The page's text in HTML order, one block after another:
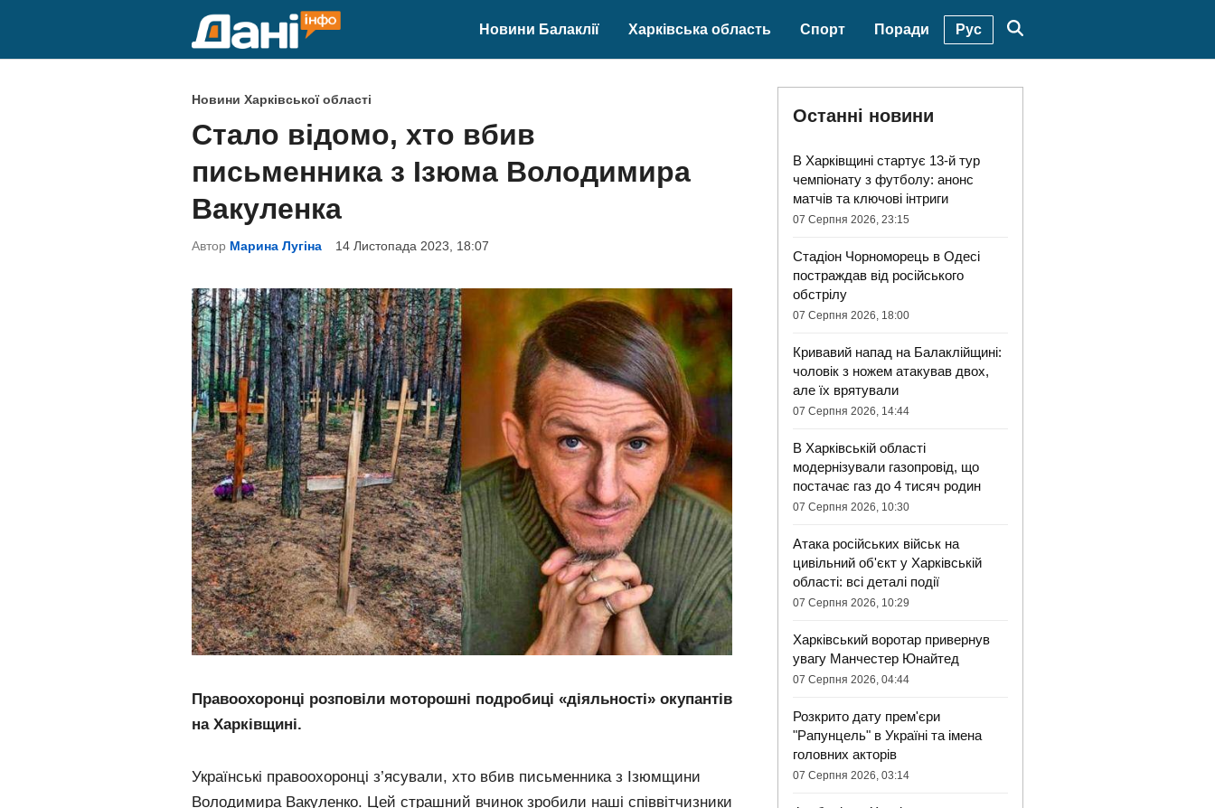
Новини Балаклії Харківська область Спорт Поради Рус
P
o
s
e
d
i
Новини Харківської області
Стало відомо, хто вбив
письменника з Ізюма Володимира
Вакуленка
Автор Марина Лугіна 14 Листопада 2023, 18:07
Правоохоронці розповіли моторошні подробиці «діяльності» окупантів
на Харківщині.
Українські правоохоронці з’ясували, хто вбив письменника з Ізюмщини
Володимира Вакуленко. Цей страшний вчинок зробили наші співвітчизники
Останні новини
В Харківщині стартує 13-й тур
чемпіонату з футболу: анонс
матчів та ключові інтриги
07 Серпня 2026, 23:15
Стадіон Чорноморець в Одесі
постраждав від російського
обстрілу
07 Серпня 2026, 18:00
Кривавий напад на Балаклійщині:
чоловік з ножем атакував двох,
але їх врятували
07 Серпня 2026, 14:44
В Харківській області
модернізували газопровід, що
постачає газ до 4 тисяч родин
07 Серпня 2026, 10:30
Атака російських військ на
цивільний об'єкт у Харківській
області: всі деталі події
07 Серпня 2026, 10:29
Харківський воротар привернув
увагу Манчестер Юнайтед
07 Серпня 2026, 04:44
Розкрито дату прем'єри
"Рапунцель" в Україні та імена
головних акторів
07 Серпня 2026, 03:14